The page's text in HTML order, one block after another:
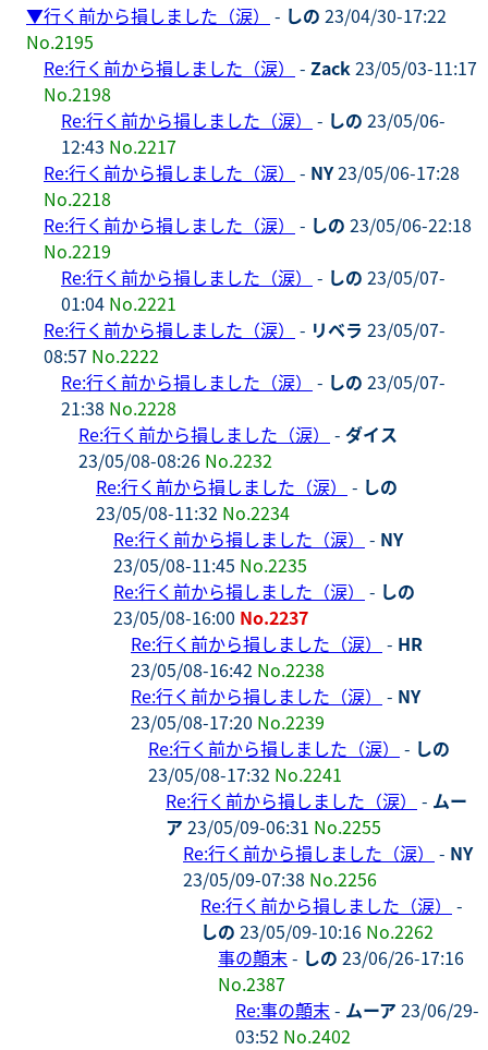
▼行く前から損しました（涙） - しの 23/04/30-17:22
No.2195
Re:行く前から損しました（涙）
- Zack23/05/03-11:17
No.2198
Re:行く前から損しました（涙）
- しの 23/05/06-
12:43 No.2217
Re:行く前から損しました（涙）
- NY23/05/06-17:28
No.2218
Re:行く前から損しました（涙）
- しの 23/05/06-22:18
No.2219
Re:行く前から損しました（涙）
- しの 23/05/07-
01:04 No.2221
Re:行く前から損しました（涙）
- リベラ 23/05/07-
08:57 No.2222
Re:行く前から損しました（涙）
- しの 23/05/07-
21:38 No.2228
Re:行く前から損しました（涙）
- ダイス
23/05/08-08:26 No.2232
Re:行く前から損しました（涙）
- しの
23/05/08-11:32 No.2234
Re:行く前から損しました（涙）
- NY
23/05/08-11:45 No.2235
Re:行く前から損しました（涙）
- しの
23/05/08-16:00 No.2237
Re:行く前から損しました（涙）
- HR
23/05/08-16:42 No.2238
Re:行く前から損しました（涙）
- NY
23/05/08-17:20 No.2239
Re:行く前から損しました（涙）
- しの
23/05/08-17:32 No.2241
Re:行く前から損しました（涙）
- ムー
ア 23/05/09-06:31 No.2255
Re:行く前から損しました（涙）
- NY
23/05/09-07:38 No.2256
Re:行く前から損しました（涙）
-
しの 23/05/09-10:16 No.2262
事の顛末- しの 23/06/26-17:16
No.2387
Re:事の顛末- ムーア 23/06/29-
03:52 No.2402